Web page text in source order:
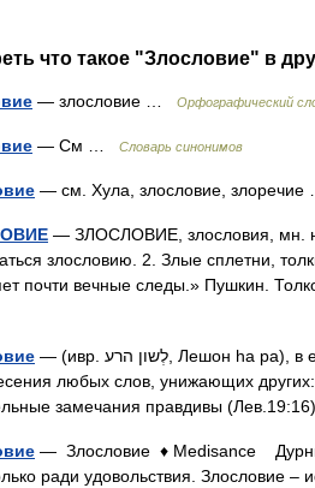
что такое "Злословие" в
— злословие … Орфографический
— См … Словарь синонимов
— см. Хула, злословие,
— ЗЛОСЛОВИЕ, злословия, мн.
злословию. 2. Злые сплетни,
почти вечные следы.» Пушкин.
— (ивр. לְשון הרע‎, Лешон hа ра), в еврейской и библейской религиозной традиции запрет
любых слов, унижающих
замечания правдивы
— Злословие ♦ Medisance
ради удовольствия. Злословие –